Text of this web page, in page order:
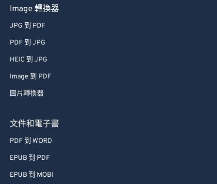
Image 轉換器
JPG 到 PDF
PDF 到 JPG
HEIC 到 JPG
Image 到 PDF
圖片轉換器
文件和電子書
PDF 到 WORD
EPUB 到 PDF
EPUB 到 MOBI